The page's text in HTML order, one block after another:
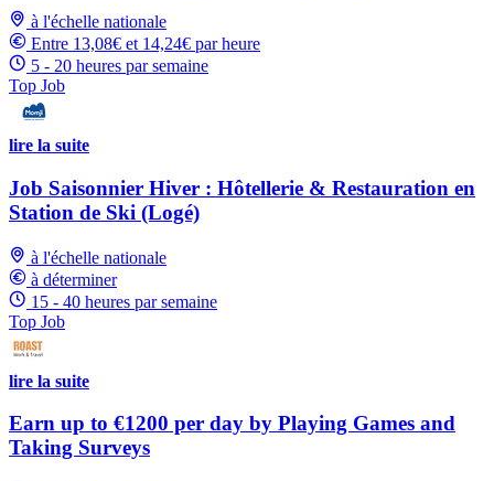
à l'échelle nationale
Entre 13,08€ et 14,24€ par heure
5 - 20 heures par semaine
Top Job
lire la suite
Job Saisonnier Hiver : Hôtellerie & Restauration en
Station de Ski (Logé)
à l'échelle nationale
à déterminer
15 - 40 heures par semaine
Top Job
lire la suite
Earn up to €1200 per day by Playing Games and
Taking Surveys